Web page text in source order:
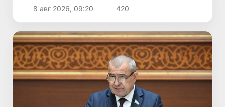
8 авг 2026, 09:20 420